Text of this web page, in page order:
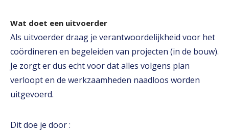
Wat doet een uitvoerder
Als uitvoerder draag je verantwoordelijkheid voor het
coördineren en begeleiden van projecten (in de bouw).
Je zorgt er dus echt voor dat alles volgens plan
verloopt en de werkzaamheden naadloos worden
uitgevoerd.
Dit doe je door :